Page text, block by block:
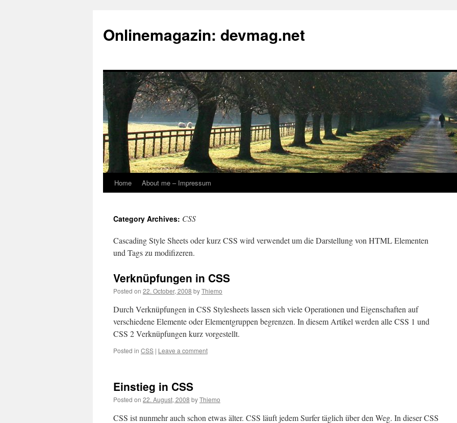
Onlinemagazin: devmag.net
Skip
content
Home About me – Impressum
Category Archives: CSS
Cascading Style Sheets oder kurz CSS wird verwendet um die Darstellung von HTML Elementen
und Tags zu modifizeren.
Verknüpfungen in CSS
Posted on 22. October, 2008 byThiemo
Durch Verknüpfungen in CSS Stylesheets lassen sich viele Operationen und Eigenschaften auf
verschiedene Elemente oder Elementgruppen begrenzen. In diesem Artikel werden alle CSS 1 und
CSS 2 Verknüpfungen kurz vorgestellt.
Posted in CSS | Leave a comment
Einstieg in CSS
Posted on 22. August, 2008 byThiemo
CSS ist nunmehr auch schon etwas älter. CSS läuft jedem Surfer täglich über den Weg. In dieser CSS